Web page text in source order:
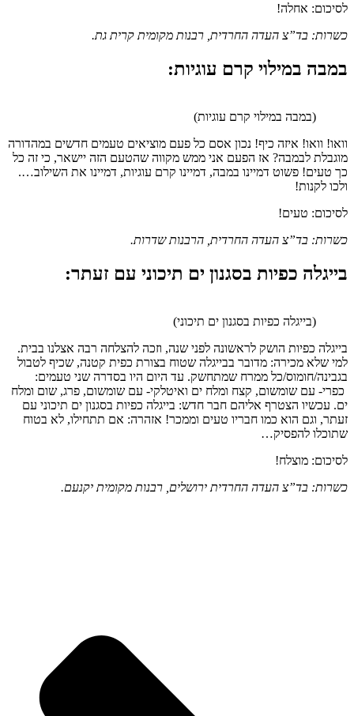
לסיכום: אחלה!
כשרות: בד”צ העדה החרדית, רבנות מקומית קרית גת.
במבה במילוי קרם עוגיות:
(במבה במילוי קרם עוגיות)
וואו! וואו! איזה כיף! נכון אסם כל פעם מוציאים טעמים חדשים במהדורה
מוגבלת לבמבה? אז הפעם אני ממש מקווה שהטעם הזה יישאר, כי זה כל
כך טעים! פשוט דמיינו במבה, דמיינו קרם עוגיות, דמיינו את השילוב….
ולכו לקנות!
לסיכום: טעים!
כשרות: בד”צ העדה החרדית, הרבנות שדרות.
בייגלה כפיות בסגנון ים תיכוני עם זעתר:
(בייגלה כפיות בסגנון ים תיכוני)
בייגלה כפיות הושק לראשונה לפני שנה, וזכה להצלחה רבה אצלנו בבית.
למי שלא מכירה: מדובר בבייגלה שטוח בצורת כפית קטנה, שכיף לטבול
בגבינה/חומוס/כל ממרח שמתחשק. עד היום היו בסדרה שני טעמים:
כפרי- עם שומשום, קצח ומלח ים ואיטלקי- עם שומשום, פרג, שום ומלח
ים. עכשיו הצטרף אליהם חבר חדש: בייגלה כפיות בסגנון ים תיכוני עם
זעתר, וגם הוא כמו חבריו טעים וממכר! אזהרה: אם תתחילו, לא בטוח
שתוכלו להפסיק…
לסיכום: מוצלח!
כשרות: בד”צ העדה החרדית ירושלים, רבנות מקומית יקנעם.